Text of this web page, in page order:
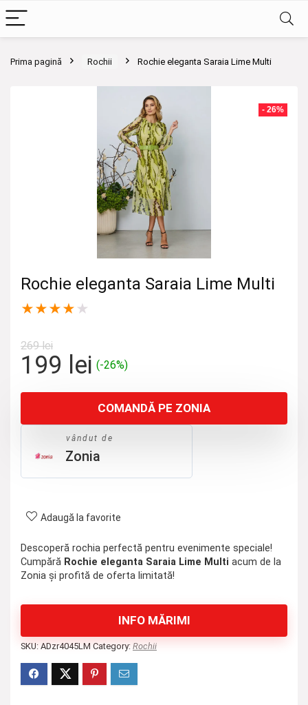
Prima pagină Rochii Rochie eleganta Saraia Lime Multi
- 26%
Rochie eleganta Saraia Lime Multi
★★★★ ★
269lei
Prețul
a
fost:
269 lei.
199 leiPrețul
este:
199 lei.
(-26%)
COMANDĂ PE ZONIA
vândut de
Zonia
Adaugă la favorite
Descoperă rochia perfectă pentru evenimente speciale!
Cumpără Rochie eleganta Saraia Lime Multi acum de la
Zonia și profită de oferta limitată!
INFO MĂRIMI
SKU: ADzr4045LM Category: Rochii